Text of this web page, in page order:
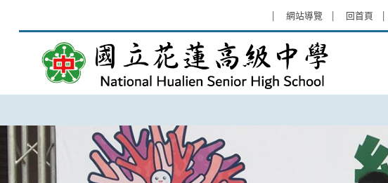
網站導覽
回首頁
網站導覽 - 高中優質計畫 - 國立花蓮高級中學